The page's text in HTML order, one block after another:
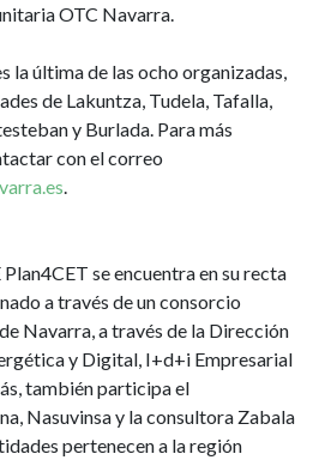
OTC Navarra.
la última de las ocho organizadas,
de Lakuntza, Tudela, Tafalla,
y Burlada. Para más
con el correo
se encuentra en su recta
a través de un consorcio
Navarra, a través de la Dirección
y Digital, I+d+i Empresarial
también participa el
Nasuvinsa y la consultora Zabala
pertenecen a la región